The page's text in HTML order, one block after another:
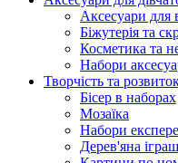
Аксесуари для
Біжутерія та
Косметика та
Набори
Творчість та
Бісер в наборах
Мозаїка
Набори
Дерев'яна